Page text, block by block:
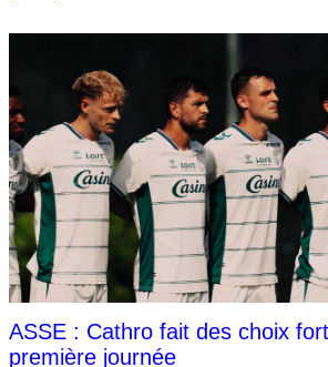
ASSE : Cathro fait des choix
première journée